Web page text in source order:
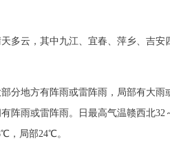
云，其中九江、宜春、萍乡、吉安
地方有阵雨或雷阵雨，局部有大雨
阵雨或雷阵雨。日最高气温赣西北
，局部24℃。